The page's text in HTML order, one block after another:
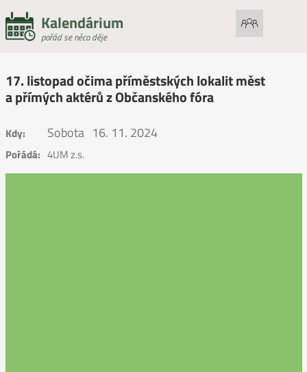
Kalendárium
pořád se něco děje
17. listopad očima příměstských lokalit měst
a přímých aktérů z Občanského fóra
Kdy: Sobota 16. 11. 2024
Pořádá: 4UM z.s.